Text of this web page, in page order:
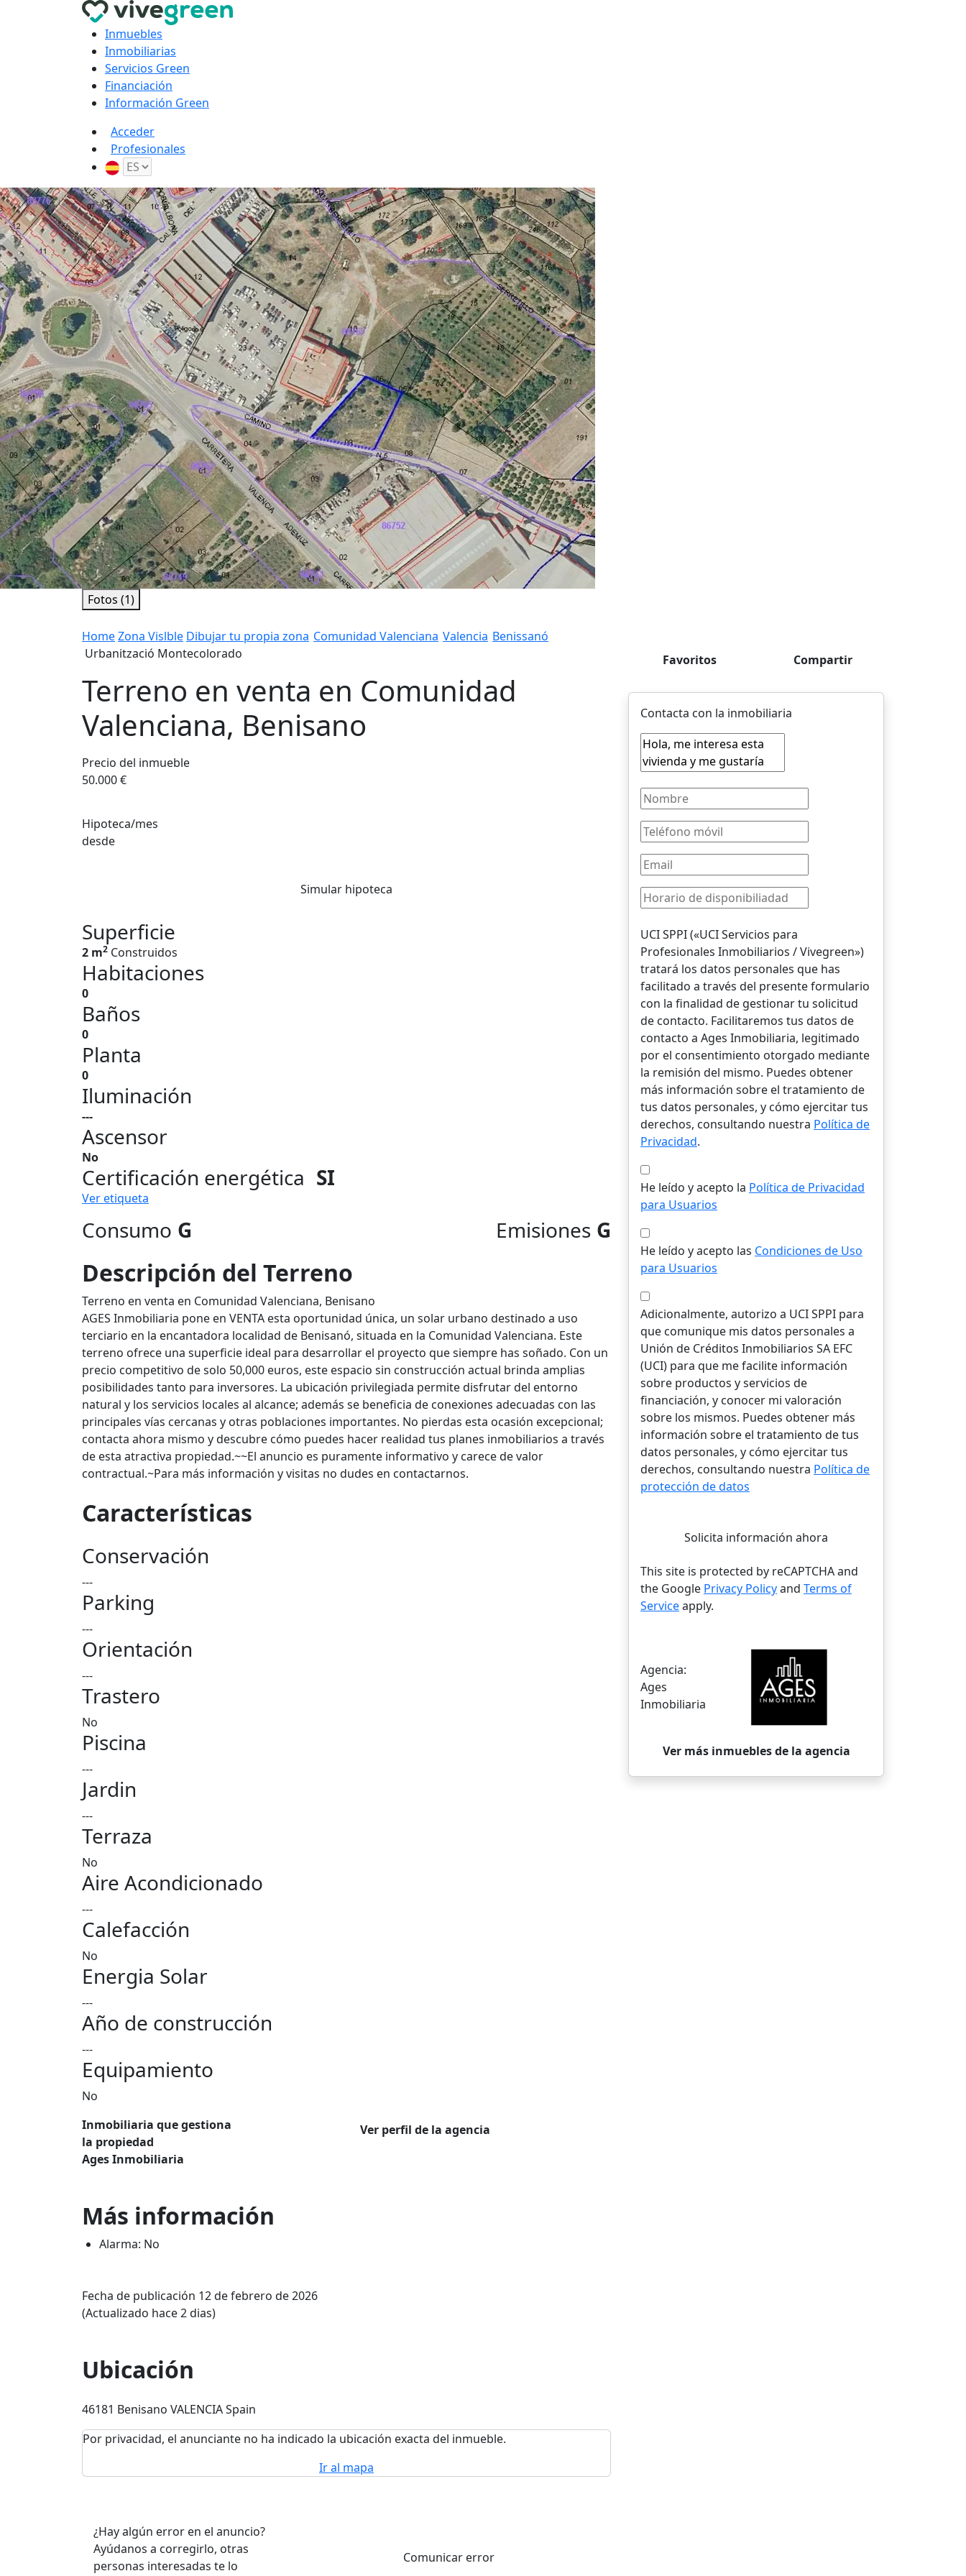
Inmuebles
Inmobiliarias
Servicios Green
Financiación
Información Green
Acceder
Profesionales
Fotos (1)
HomeZona Vislble Dibujar tu propia zona Comunidad Valenciana Valencia Benissanó
Urbanització Montecolorado
Terreno en venta en Comunidad
Valenciana, Benisano
Precio del inmueble
50.000 €
Hipoteca/mes
desde
Simular hipoteca
Superficie
2 m2 Construidos
Habitaciones
0
Baños
0
Planta
0
Iluminación
---
Ascensor
No
Certificación energética SI
Ver etiqueta
Consumo G Emisiones G
Descripción del Terreno
Terreno en venta en Comunidad Valenciana, Benisano
AGES Inmobiliaria pone en VENTA esta oportunidad única, un solar urbano destinado a uso
terciario en la encantadora localidad de Benisanó, situada en la Comunidad Valenciana. Este
terreno ofrece una superficie ideal para desarrollar el proyecto que siempre has soñado. Con un
precio competitivo de solo 50,000 euros, este espacio sin construcción actual brinda amplias
posibilidades tanto para inversores. La ubicación privilegiada permite disfrutar del entorno
natural y los servicios locales al alcance; además se beneficia de conexiones adecuadas con las
principales vías cercanas y otras poblaciones importantes. No pierdas esta ocasión excepcional;
contacta ahora mismo y descubre cómo puedes hacer realidad tus planes inmobiliarios a través
de esta atractiva propiedad.~~El anuncio es puramente informativo y carece de valor
contractual.~Para más información y visitas no dudes en contactarnos.
Características
Conservación
---
Parking
---
Orientación
---
Trastero
No
Piscina
---
Jardin
---
Terraza
No
Aire Acondicionado
---
Calefacción
No
Energia Solar
---
Año de construcción
---
Equipamiento
No
Inmobiliaria que gestiona
la propiedad
Ages Inmobiliaria
Ver perfil de la agencia
Más información
Alarma: No
Fecha de publicación 12 de febrero de 2026
(Actualizado hace 2 dias)
Ubicación
46181 Benisano VALENCIA Spain
Por privacidad, el anunciante no ha indicado la ubicación exacta del inmueble.
Ir al mapa
¿Hay algún error en el anuncio?
Ayúdanos a corregirlo, otras
personas interesadas te lo
Comunicar error
Favoritos Compartir
Contacta con la inmobiliaria
UCI SPPI («UCI Servicios para
Profesionales Inmobiliarios / Vivegreen»)
tratará los datos personales que has
facilitado a través del presente formulario
con la finalidad de gestionar tu solicitud
de contacto. Facilitaremos tus datos de
contacto a Ages Inmobiliaria, legitimado
por el consentimiento otorgado mediante
la remisión del mismo. Puedes obtener
más información sobre el tratamiento de
tus datos personales, y cómo ejercitar tus
derechos, consultando nuestra Política de
Privacidad.
He leído y acepto la Política de Privacidad
para Usuarios
He leído y acepto las Condiciones de Uso
para Usuarios
Adicionalmente, autorizo a UCI SPPI para
que comunique mis datos personales a
Unión de Créditos Inmobiliarios SA EFC
(UCI) para que me facilite información
sobre productos y servicios de
financiación, y conocer mi valoración
sobre los mismos. Puedes obtener más
información sobre el tratamiento de tus
datos personales, y cómo ejercitar tus
derechos, consultando nuestra Política de
protección de datos
Solicita información ahora
This site is protected by reCAPTCHA and
the Google Privacy Policyand Terms of
Serviceapply.
Agencia:
Ages
Inmobiliaria
Ver más inmuebles de la agencia